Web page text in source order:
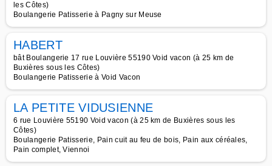
les Côtes)
Boulangerie Patisserie à Pagny sur Meuse
HABERT
bât Boulangerie 17 rue Louvière 55190 Void vacon (à 25 km de
Buxières sous les Côtes)
Boulangerie Patisserie à Void Vacon
LA PETITE VIDUSIENNE
6 rue Louvière 55190 Void vacon (à 25 km de Buxières sous les
Côtes)
Boulangerie Patisserie, Pain cuit au feu de bois, Pain aux céréales,
Pain complet, Viennoi